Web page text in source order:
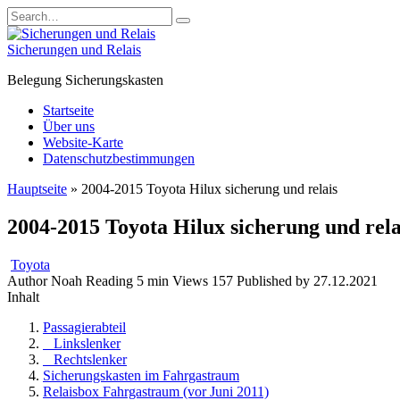
Skip
to
content
Search
for:
Sicherungen und Relais
Belegung Sicherungskasten
Startseite
Über uns
Website-Karte
Datenschutzbestimmungen
Hauptseite » 2004-2015 Toyota Hilux sicherung und relais
2004-2015 Toyota Hilux sicherung und
Toyota
Author Noah Reading 5 min Views 157 Published by 27.12.2021
Inhalt
Passagierabteil
Linkslenker
Rechtslenker
Sicherungskasten im Fahrgastraum
Relaisbox Fahrgastraum (vor Juni 2011)